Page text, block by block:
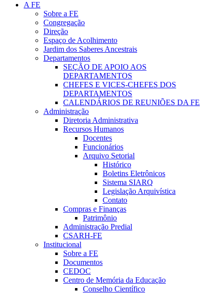
A FE
Sobre a FE
Congregação
Direção
Espaço de Acolhimento
Jardim dos Saberes Ancestrais
Departamentos
SEÇÃO DE APOIO AOS
DEPARTAMENTOS
CHEFES E VICES-CHEFES DOS
DEPARTAMENTOS
CALENDÁRIOS DE REUNIÕES DA FE
Administração
Diretoria Administrativa
Recursos Humanos
Docentes
Funcionários
Arquivo Setorial
Histórico
Boletins Eletrônicos
Sistema SIARQ
Legislação Arquivística
Contato
Compras e Finanças
Patrimônio
Administração Predial
CSARH-FE
Institucional
Sobre a FE
Documentos
CEDOC
Centro de Memória da Educação
Conselho Científico